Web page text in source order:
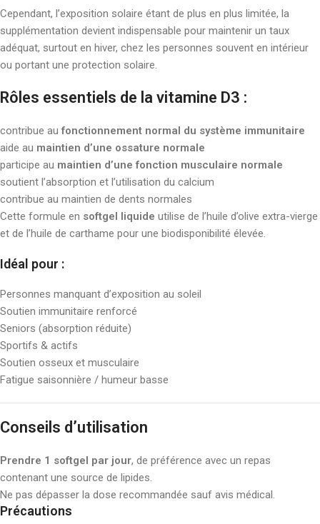
Cependant, l’exposition solaire étant de plus en plus limitée, la
supplémentation devient indispensable pour maintenir un taux
adéquat, surtout en hiver, chez les personnes souvent en intérieur
ou portant une protection solaire.
Rôles essentiels de la vitamine D3 :
contribue aufonctionnement normal du système immunitaire
aide au maintien d’une ossature normale
participe au maintien d’une fonction musculaire normale
soutient l’absorption et l’utilisation du calcium
contribue au maintien de dents normales
Cette formule en softgel liquide utilise de l’huile d’olive extra-vierge
et de l’huile de carthame pour une biodisponibilité élevée.
Idéal pour :
Personnes manquant d’exposition au soleil
Soutien immunitaire renforcé
Seniors (absorption réduite)
Sportifs & actifs
Soutien osseux et musculaire
Fatigue saisonnière / humeur basse
Conseils d’utilisation
Prendre 1 softgel par jour, de préférence avec un repas
contenant une source de lipides.
Ne pas dépasser la dose recommandée sauf avis médical.
Précautions